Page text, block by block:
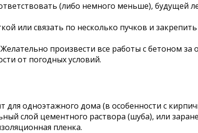
(либо немного меньше), будущей
или связать по несколько пучков и
произвести все работы с бетоном
от погодных условий.
одноэтажного дома (в особенности с
слой цементного раствора (шуба), или
пленка.